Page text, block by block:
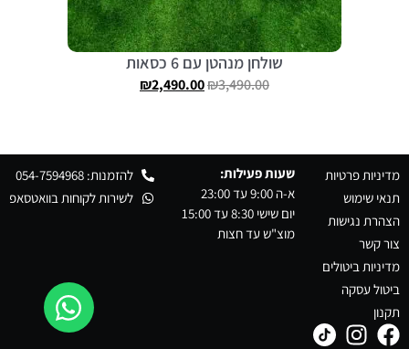
שולחן מנהטן עם 6 כסאות
₪3,490.00
₪2,490.00
מדיניות פרטיות
תנאי שימוש
הצהרת נגישות
צור קשר
מדיניות ביטולים
ביטול עסקה
תקנון
שעות פעילות:
א-ה 9:00 עד 23:00
יום שישי 8:30 עד 15:00
מוצ"ש עד חצות
להזמנות: 054-7594968
לשירות לקוחות בוואטסאפ